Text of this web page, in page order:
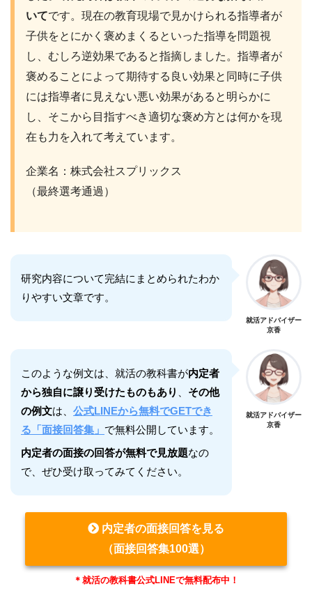
いてです。現在の教育現場で見かけられる指導者が
子供をとにかく褒めまくるといった指導を問題視
し、むしろ逆効果であると指摘しました。指導者が
褒めることによって期待する良い効果と同時に子供
には指導者に見えない悪い効果があると明らかに
し、そこから目指すべき適切な褒め方とは何かを現
在も力を入れて考えています。
企業名：株式会社スプリックス
（最終選考通過）
研究内容について完結にまとめられたわか
りやすい文章です。
就活アドバイザー
京香
このような例文は、就活の教科書が内定者
から独自に譲り受けたものもあり
その他
の例文は、 公式LINEから無料でGETでき
る「面接回答集」 で無料公開しています。
内定者の面接の回答が無料で見放題なの
で、ぜひ受け取ってみてください。
就活アドバイザー
京香
内定者の面接回答を見る
（面接回答集100選）
＊就活の教科書公式LINEで無料配布中！